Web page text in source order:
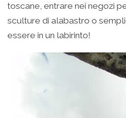
toscane, entrare nei negozi
sculture di alabastro o
essere in un labirinto!